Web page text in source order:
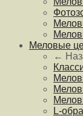
Меловые
←
L-